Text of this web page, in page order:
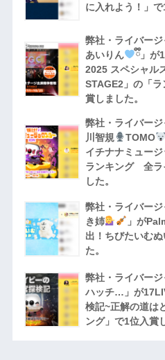
に入れよう！」で
弊社・ライバー
あいりん
」が
2025 スペシャル
STAGE2」の「
賞しました。
弊社・ライバー
川智規
TOMO
イチナナミュー
ランキング 全ラ
した。
弊社・ライバー
き姉
」が
出！ちびたいむ
た。
弊社・ライバー
ハッチ…」が
検記~正解の道は
ング」で1位入賞